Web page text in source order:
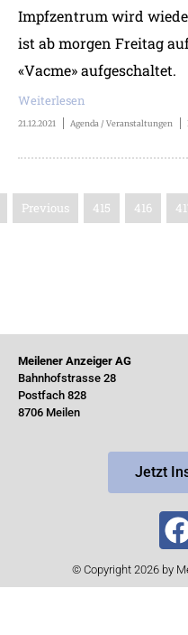
Impfzentrum wird
ist ab morgen Freitag
«Vacme» aufgeschaltet.
Weiterlesen
21.12.2021 Agenda / Veranstaltungen
Previous 415 416
Meilener Anzeiger AG
Bahnhofstrasse 28
Postfach 828
8706 Meilen
Jetzt
© Copyright 2026 by